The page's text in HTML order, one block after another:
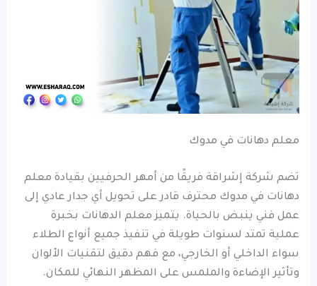
معلم دهانات في مدوك
تضم شركة إشراقة فريقًا من أمهر الحرفيين بقيادة معلم
دهانات في مدوك محترف قادر على تحويل أي جدار عادي إلى
عمل فني ينبض بالحياة. يتميز معلم الدهانات بخبرة
عملية تمتد لسنوات طويلة في تنفيذ جميع أنواع الطلاء
سواء الداخلي أو الخارجي، مع فهم دقيق لتقنيات الألوان
وتأثير الإضاءة والملمس على المظهر النهائي للمكان.